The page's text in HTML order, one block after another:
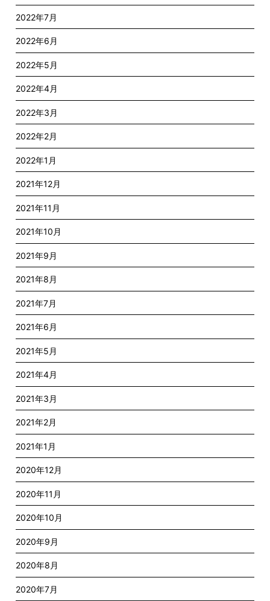
2022年7月
2022年6月
2022年5月
2022年4月
2022年3月
2022年2月
2022年1月
2021年12月
2021年11月
2021年10月
2021年9月
2021年8月
2021年7月
2021年6月
2021年5月
2021年4月
2021年3月
2021年2月
2021年1月
2020年12月
2020年11月
2020年10月
2020年9月
2020年8月
2020年7月